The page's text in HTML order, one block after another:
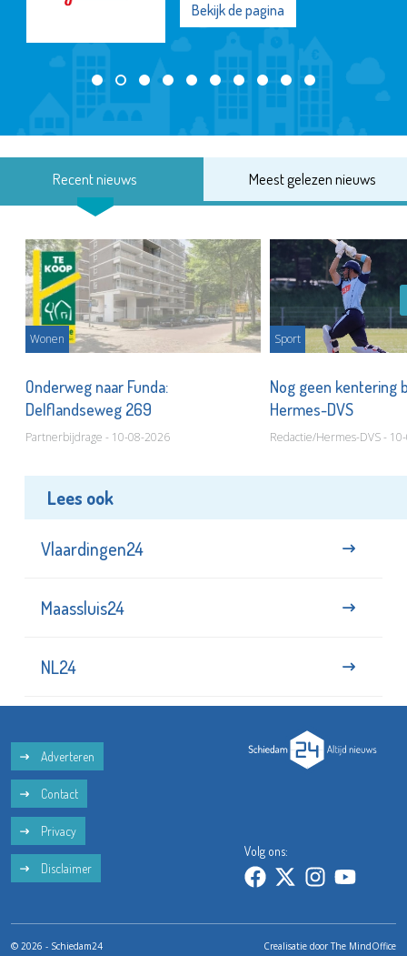
Bekijk de pagina
Recent nieuws Meest gelezen nieuws
Wonen
Onderweg naar Funda:
Delflandseweg 269
Partnerbijdrage - 10-08-2026
Sport
Nog geen kentering
Hermes-DVS
Redactie/Hermes-DVS -
Lees ook
Vlaardingen24
Maassluis24
NL24
Adverteren
Contact
Privacy
Disclaimer
Volg ons:
© 2026 - Schiedam24 Crealisatie doorThe MindOffice